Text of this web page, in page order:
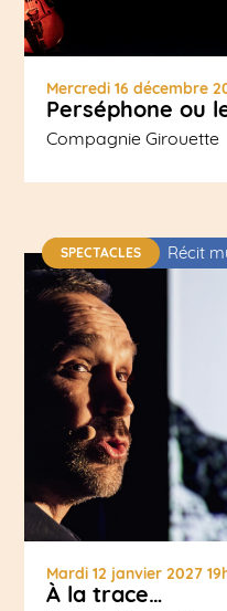
Mercredi 16 décembre
Perséphone ou
Compagnie Girouette
Mardi 12 janvier 2027
À la trace…
SPECTACLES Récit